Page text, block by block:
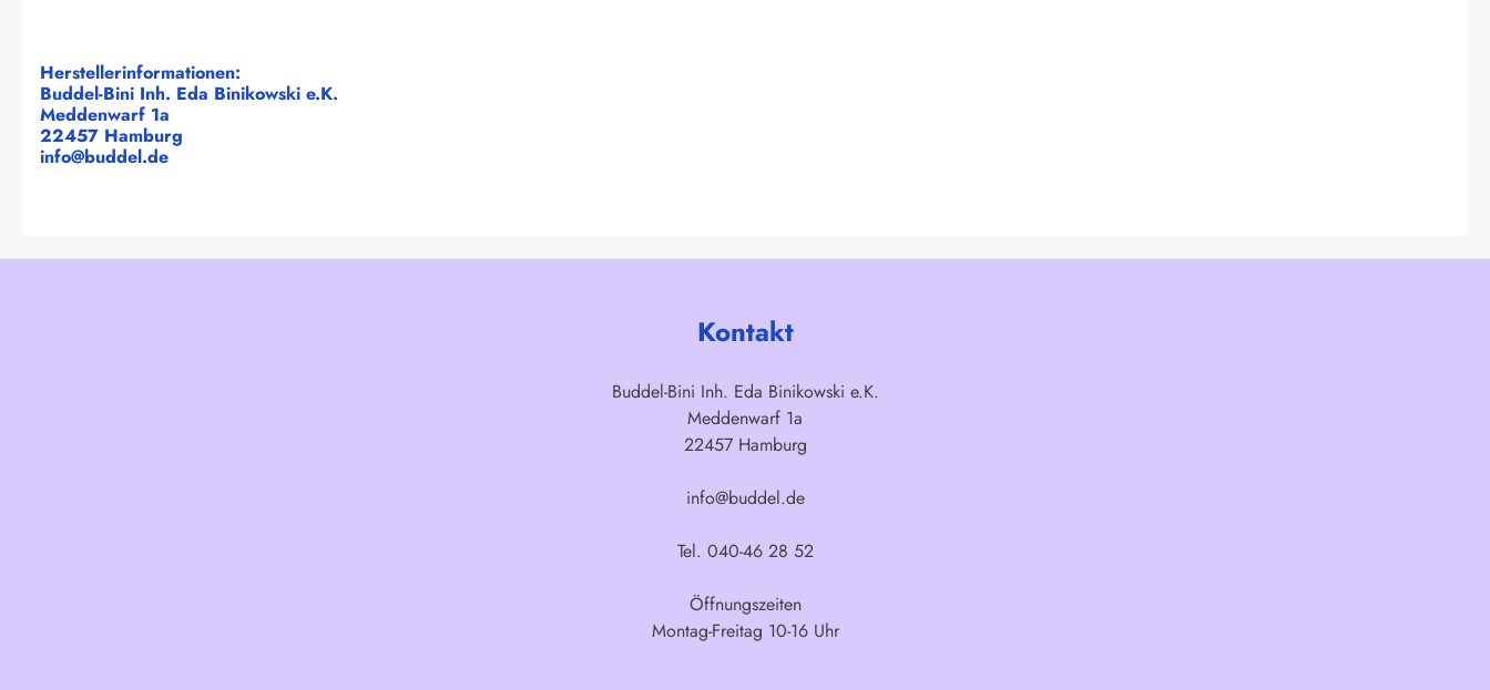
Herstellerinformationen:
Buddel-Bini Inh. Eda Binikowski e.K.
Meddenwarf 1a
22457 Hamburg
info@buddel.de
Kontakt
Buddel-Bini Inh. Eda Binikowski e.K.
Meddenwarf 1a
22457 Hamburg
info@buddel.de
Tel. 040-46 28 52
Öffnungszeiten
Montag-Freitag 10-16 Uhr